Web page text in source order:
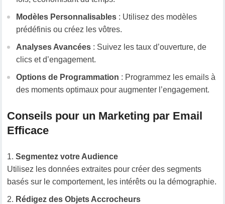
Modèles Personnalisables : Utilisez des modèles
prédéfinis ou créez les vôtres.
Analyses Avancées : Suivez les taux d’ouverture, de
clics et d’engagement.
Options de Programmation : Programmez les emails à
des moments optimaux pour augmenter l’engagement.
Conseils pour un Marketing par Email
Efficace
Segmentez votre Audience
Utilisez les données extraites pour créer des segments
basés sur le comportement, les intérêts ou la démographie.
Rédigez des Objets Accrocheurs